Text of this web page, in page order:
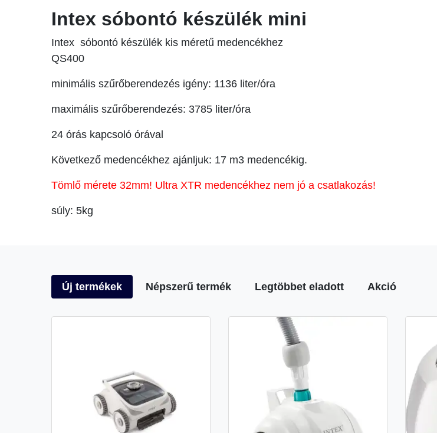
Intex sóbontó készülék mini
Intex sóbontó készülék kis méretű medencékhez
QS400
minimális szűrőberendezés igény: 1136 liter/óra
maximális szűrőberendezés: 3785 liter/óra
24 órás kapcsoló órával
Következő medencékhez ajánljuk: 17 m3 medencékig.
Tömlő mérete 32mm! Ultra XTR medencékhez nem jó a csatlakozás!
súly: 5kg
Új termékek Népszerű termék Legtöbbet eladott Akció